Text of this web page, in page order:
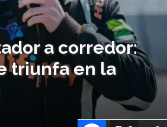
a corredor:
triunfa en la
X
Facebook